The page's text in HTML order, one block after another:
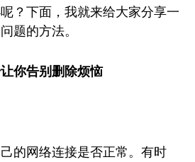
？下面，我就来给大家分享一
题的方法。
你告别删除烦恼
的网络连接是否正常。有时